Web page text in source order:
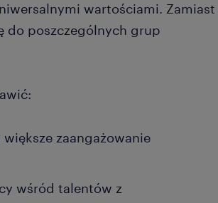
wartościami. Zamiast
do poszczególnych grup
większe zaangażowanie
wśród talentów z